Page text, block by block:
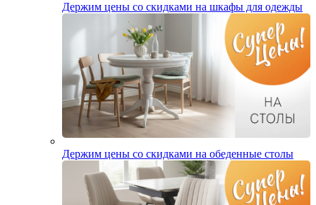
Держим цены со скидками на шкафы для одежды
Держим цены со скидками на обеденные столы